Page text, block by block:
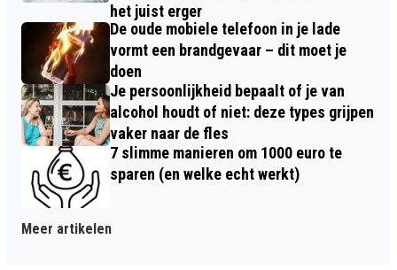
het juist erger
De oude mobiele telefoon in je lade
vormt een brandgevaar – dit moet je
doen
Je persoonlijkheid bepaalt of je van
alcohol houdt of niet: deze types grijpen
vaker naar de fles
7 slimme manieren om 1000 euro te
sparen (en welke echt werkt)
Meer artikelen